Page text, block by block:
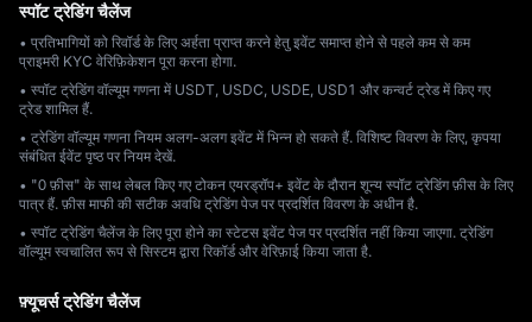
स्पॉट ट्रेडिंग चैलेंज
• प्रतिभागियों को रिवॉर्ड के लिए अर्हता प्राप्त करने हेतु इवेंट समाप्त होने से पहले कम से कम
प्राइमरी KYC वेरिफ़िकेशन पूरा करना होगा.
• स्पॉट ट्रेडिंग वॉल्यूम गणना में USDT, USDC, USDE, USD1 और कन्वर्ट ट्रेड में किए गए
ट्रेड शामिल हैं.
• ट्रेडिंग वॉल्यूम गणना नियम अलग-अलग इवेंट में भिन्न हो सकते हैं. विशिष्ट विवरण के लिए, कृपया
संबंधित ईवेंट पृष्ठ पर नियम देखें.
• "0 फ़ीस" के साथ लेबल किए गए टोकन एयरड्रॉप+ इवेंट के दौरान शून्य स्पॉट ट्रेडिंग फ़ीस के लिए
पात्र हैं. फ़ीस माफी की सटीक अवधि ट्रेडिंग पेज पर प्रदर्शित विवरण के अधीन है.
• स्पॉट ट्रेडिंग चैलेंज के लिए पूरा होने का स्टेटस इवेंट पेज पर प्रदर्शित नहीं किया जाएगा. ट्रेडिंग
वॉल्यूम स्वचालित रूप से सिस्टम द्वारा रिकॉर्ड और वेरिफ़ाई किया जाता है.
फ़्यूचर्स ट्रेडिंग चैलेंज